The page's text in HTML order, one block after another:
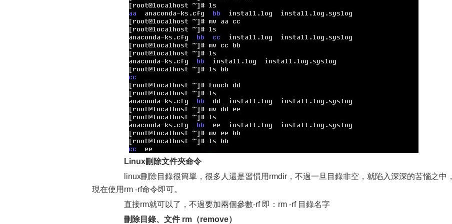
Linux刪除文件夾命令
linux刪除目錄很簡單，很多人還是習慣用rmdir，不過一旦目錄非空，就陷入深深的苦惱之中，
現在使用rm -rf命令即可。
直接rm就可以了，不過要加兩個參數-rf 即：rm -rf 目錄名字
刪除目錄、文件 rm（remove）